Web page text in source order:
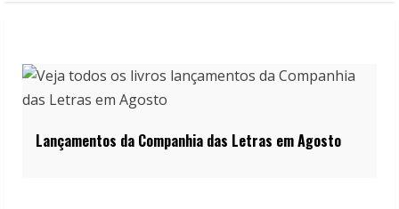
Lançamentos da Companhia das Letras em Agosto